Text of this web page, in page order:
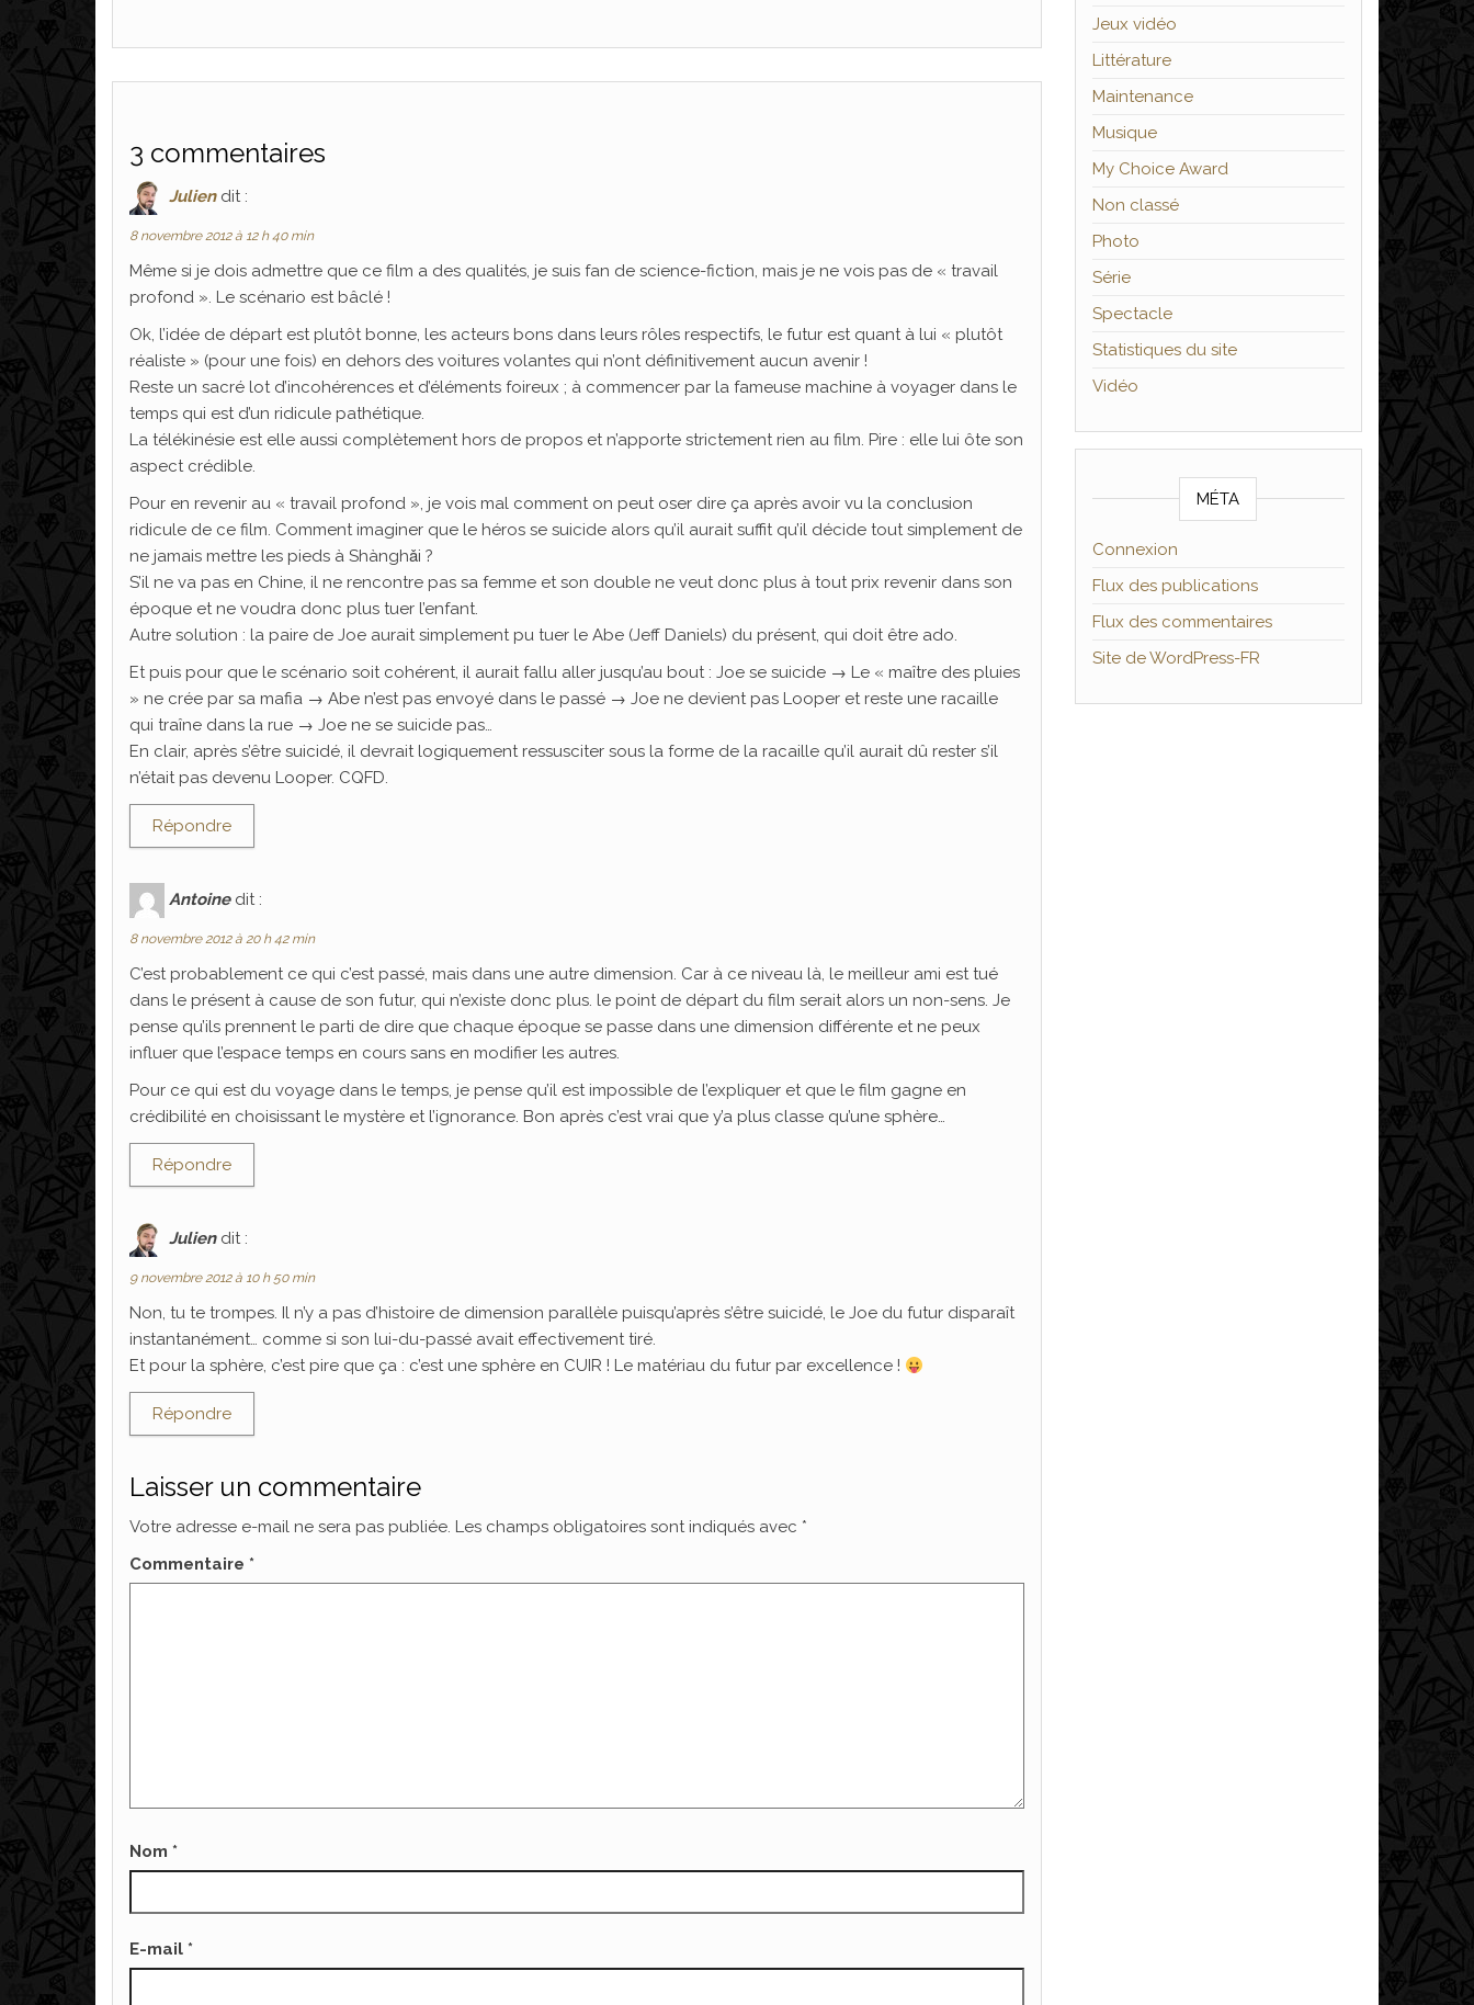
3 commentaires
Julien dit :
8 novembre 2012 à 12 h 40 min
Même si je dois admettre que ce film a des qualités, je suis fan de science-fiction, mais je ne vois pas de « travail
profond ». Le scénario est bâclé !
Ok, l’idée de départ est plutôt bonne, les acteurs bons dans leurs rôles respectifs, le futur est quant à lui « plutôt
réaliste » (pour une fois) en dehors des voitures volantes qui n’ont définitivement aucun avenir !
Reste un sacré lot d’incohérences et d’éléments foireux ; à commencer par la fameuse machine à voyager dans le
temps qui est d’un ridicule pathétique.
La télékinésie est elle aussi complètement hors de propos et n’apporte strictement rien au film. Pire : elle lui ôte son
aspect crédible.
Pour en revenir au « travail profond », je vois mal comment on peut oser dire ça après avoir vu la conclusion
ridicule de ce film. Comment imaginer que le héros se suicide alors qu’il aurait suffit qu’il décide tout simplement de
ne jamais mettre les pieds à Shànghǎi ?
S’il ne va pas en Chine, il ne rencontre pas sa femme et son double ne veut donc plus à tout prix revenir dans son
époque et ne voudra donc plus tuer l’enfant.
Autre solution : la paire de Joe aurait simplement pu tuer le Abe (Jeff Daniels) du présent, qui doit être ado.
Et puis pour que le scénario soit cohérent, il aurait fallu aller jusqu’au bout : Joe se suicide → Le « maître des pluies
» ne crée par sa mafia → Abe n’est pas envoyé dans le passé → Joe ne devient pas Looper et reste une racaille
qui traîne dans la rue → Joe ne se suicide pas…
En clair, après s’être suicidé, il devrait logiquement ressusciter sous la forme de la racaille qu’il aurait dû rester s’il
n’était pas devenu Looper. CQFD.
Répondre
Antoine dit :
8 novembre 2012 à 20 h 42 min
C’est probablement ce qui c’est passé, mais dans une autre dimension. Car à ce niveau là, le meilleur ami est tué
dans le présent à cause de son futur, qui n’existe donc plus. le point de départ du film serait alors un non-sens. Je
pense qu’ils prennent le parti de dire que chaque époque se passe dans une dimension différente et ne peux
influer que l’espace temps en cours sans en modifier les autres.
Pour ce qui est du voyage dans le temps, je pense qu’il est impossible de l’expliquer et que le film gagne en
crédibilité en choisissant le mystère et l’ignorance. Bon après c’est vrai que y’a plus classe qu’une sphère…
Répondre
Julien dit :
9 novembre 2012 à 10 h 50 min
Non, tu te trompes. Il n’y a pas d’histoire de dimension parallèle puisqu’après s’être suicidé, le Joe du futur disparaît
instantanément… comme si son lui-du-passé avait effectivement tiré.
Et pour la sphère, c’est pire que ça : c’est une sphère en CUIR ! Le matériau du futur par excellence !
Répondre
Laisser un commentaire
Votre adresse e-mail ne sera pas publiée. Les champs obligatoires sont indiqués avec *
Commentaire *
Nom *
E-mail *
Jeux vidéo
Littérature
Maintenance
Musique
My Choice Award
Non classé
Photo
Série
Spectacle
Statistiques du site
Vidéo
MÉTA
Connexion
Flux des publications
Flux des commentaires
Site de WordPress-FR